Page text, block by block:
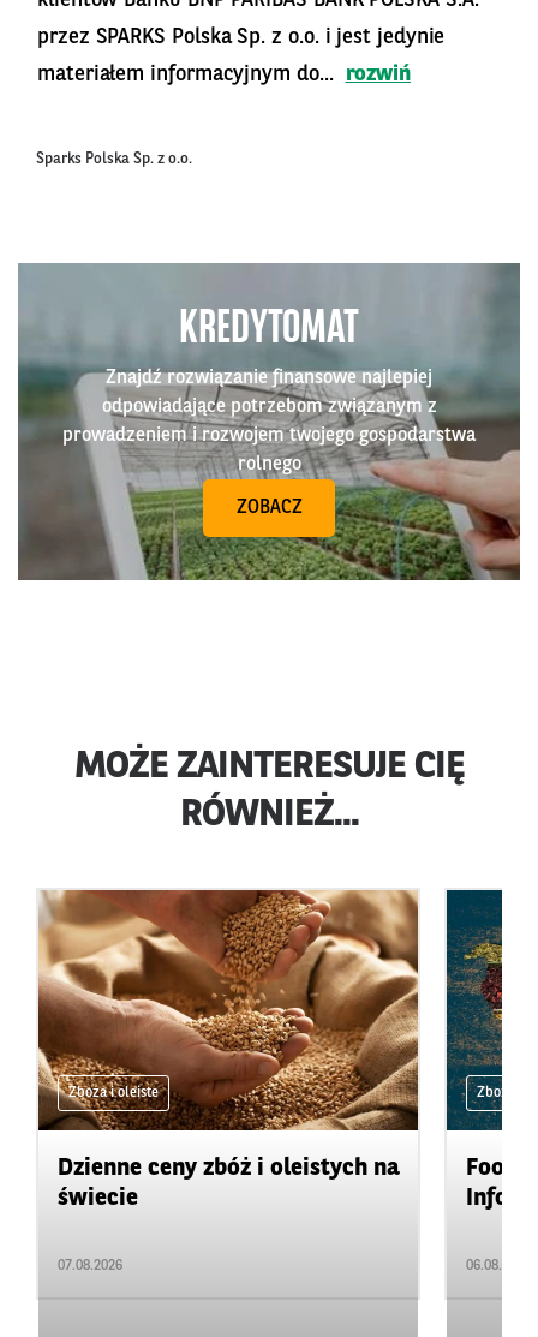
przez SPARKS Polska Sp. z o.o. i jest jedynie
materiałem informacyjnym do...
rozwiń
Sparks Polska Sp. z o.o.
KREDYTOMAT
Znajdź rozwiązanie finansowe najlepiej
odpowiadające potrzebom związanym z
prowadzeniem i rozwojem twojego gospodarstwa
rolnego
ZOBACZ
MOŻE ZAINTERESUJE CIĘ
RÓWNIEŻ...
Zboża i oleiste
Dzienne ceny zbóż i oleistych na
świecie
07.08.2026
Zboża i
06.08.2026